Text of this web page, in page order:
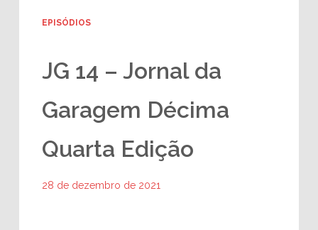
EPISÓDIOS
JG 14 – Jornal da
Garagem Décima
Quarta Edição
28 de dezembro de 2021